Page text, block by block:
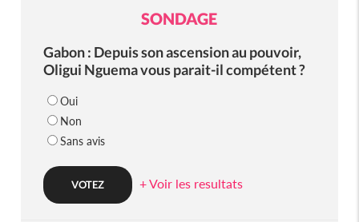
SONDAGE
Gabon : Depuis son ascension au pouvoir,
Oligui Nguema vous parait-il compétent ?
Oui
Non
Sans avis
+ Voir les resultats